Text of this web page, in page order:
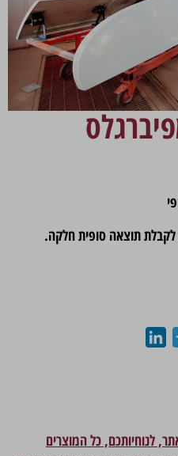
לקבלת תוצאה סופית חלקה.
Telegram
לנוחיותכם, כל המוצרים